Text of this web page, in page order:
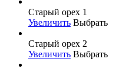
Старый орех 1
Увеличить Выбрать
Старый орех 2
Увеличить Выбрать